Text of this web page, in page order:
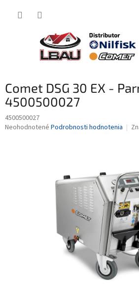
Comet DSG 30 EX -
4500500027
4500500027
Priemerné
Neohodnotené Podrobnosti hodnotenia